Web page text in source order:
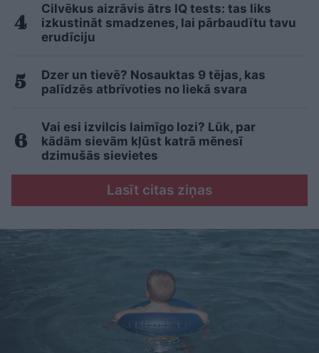
Cilvēkus aizrāvis ātrs IQ tests: tas liks
izkustināt smadzenes, lai pārbaudītu tavu
erudīciju
Dzer un tievē? Nosauktas 9 tējas, kas
palīdzēs atbrīvoties no liekā svara
Vai esi izvilcis laimīgo lozi? Lūk, par
kādām sievām kļūst katrā mēnesī
dzimušās sievietes
Lasīt citas ziņas